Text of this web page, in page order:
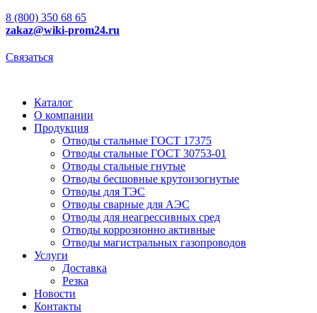
8 (800) 350 68 65
zakaz@wiki-prom24.ru
Связаться
Каталог
О компании
Продукция
Отводы стальные ГОСТ 17375
Отводы стальные ГОСТ 30753-01
Отводы стальные гнутые
Отводы бесшовные крутоизогнутые
Отводы для ТЭС
Отводы сварные для АЭС
Отводы для неагрессивных сред
Отводы коррозионно активные
Отводы магистральных газопроводов
Услуги
Доставка
Резка
Новости
Контакты